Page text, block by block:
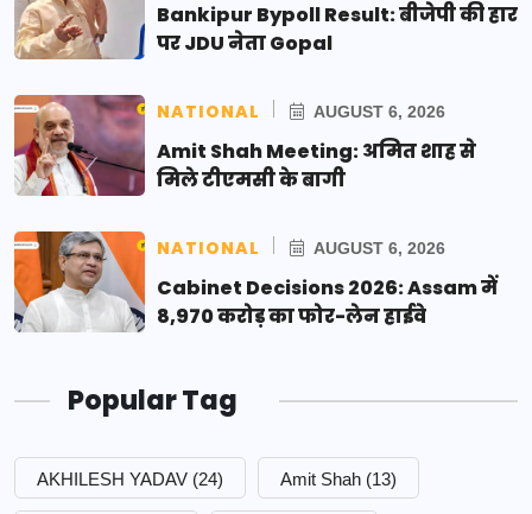
Bankipur Bypoll Result: बीजेपी की हार
पर JDU नेता Gopal
NATIONAL AUGUST 6, 2026
Amit Shah Meeting: अमित शाह से
मिले टीएमसी के बागी
NATIONAL AUGUST 6, 2026
Cabinet Decisions 2026: Assam में
8,970 करोड़ का फोर-लेन हाईवे
Popular Tag
AKHILESH YADAV (24) Amit Shah (13)